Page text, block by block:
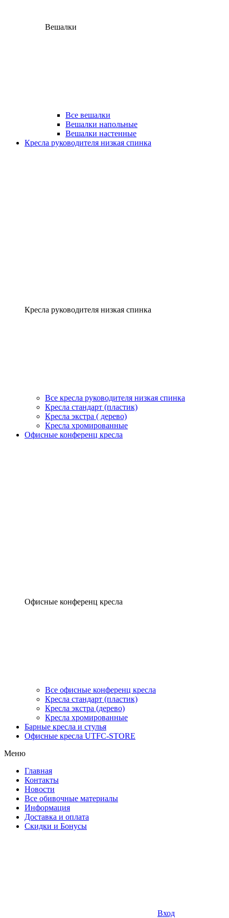
Вешалки
Все вешалки
Вешалки напольные
Вешалки настенные
Кресла руководителя низкая спинка
Кресла руководителя низкая спинка
Все кресла руководителя низкая спинка
Кресла стандарт (пластик)
Кресла экстра ( дерево)
Кресла хромированные
Офисные конференц кресла
Офисные конференц кресла
Все офисные конференц кресла
Кресла стандарт (пластик)
Кресла экстра (дерево)
Кресла хромированные
Барные кресла и стулья
Офисные кресла UTFC-STORE
Меню
Главная
Контакты
Новости
Все обивочные материалы
Информация
Доставка и оплата
Скидки и Бонусы
Вход